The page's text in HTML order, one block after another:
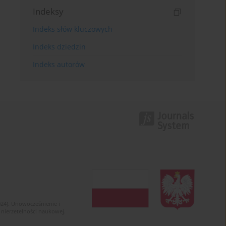
Indeksy
Indeks słów kluczowych
Indeks dziedzin
Indeks autorów